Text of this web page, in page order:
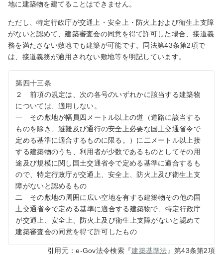
地に建築物を建てることはできません。
ただし、特定行政庁が交通上・安全上・防火上および衛生上支障
がないと認めて、建築審査会の同意を得て許可した場合、接道義
務を満たさない敷地でも建築が可能です。同法第43条第2項で
は、接道義務が適用されない敷地等を明記しています。
第四十三条
２ 前項の規定は、次の各号のいずれかに該当する建築物
については、適用しない。
一 その敷地が幅員四メートル以上の道（道路に該当する
ものを除き、避難及び通行の安全上必要な国土交通省令で
定める基準に適合するものに限る。）に二メートル以上接
する建築物のうち、利用者が少数であるものとしてその用
途及び規模に関し国土交通省令で定める基準に適合するも
ので、特定行政庁が交通上、安全上、防火上及び衛生上支
障がないと認めるもの
二 その敷地の周囲に広い空地を有する建築物その他の国
土交通省令で定める基準に適合する建築物で、特定行政庁
が交通上、安全上、防火上及び衛生上支障がないと認めて
建築審査会の同意を得て許可したもの
引用元：e-Gov法令検索『建築基準法 』第43条第2項